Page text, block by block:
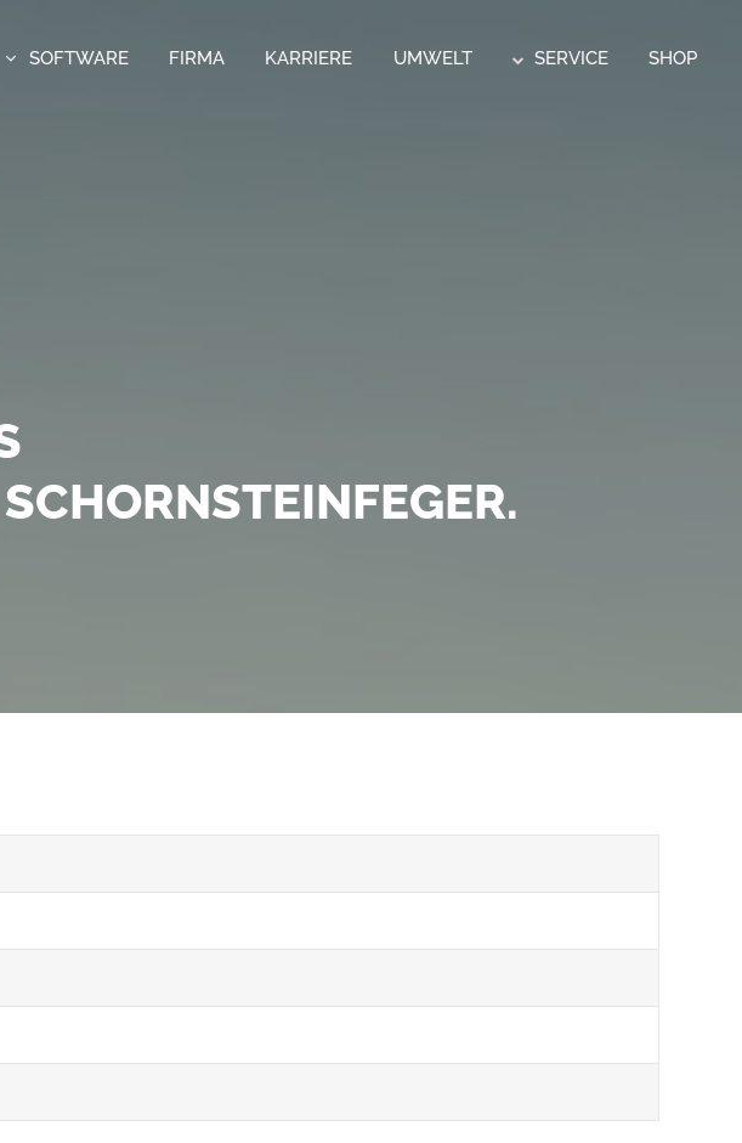
SOFTWARE FIRMA KARRIERE UMWELT SERVICE SHOP
DEM POSTSERVICE